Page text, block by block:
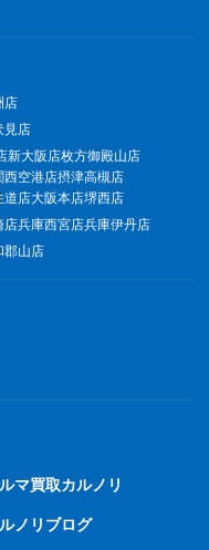
店
見店
新大阪店枚方御殿山店
西空港店摂津高槻店
道店大阪本店堺西店
店兵庫西宮店兵庫伊丹店
郡山店
マ買取カルノリ
ノリブログ